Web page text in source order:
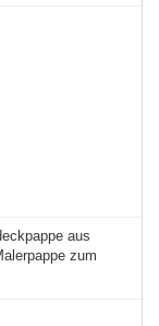
aus
zum